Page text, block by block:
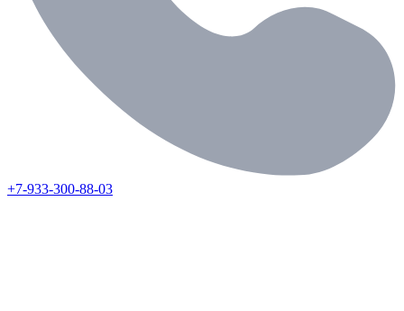
+7-933-300-88-03